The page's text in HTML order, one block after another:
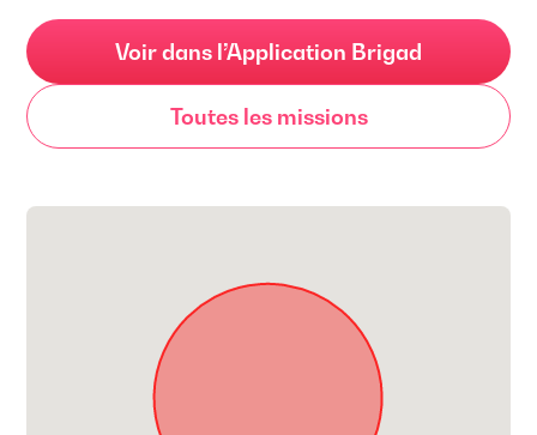
Voir dans l’Application Brigad
Toutes les missions